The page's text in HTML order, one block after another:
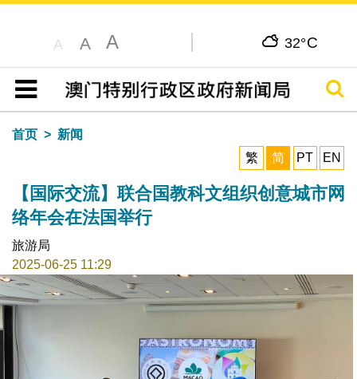
A A A 32°C
目录
搜寻
首页
新闻
繁
简 PT EN
【国际交流】联合国教科文组织创意城市网
络年会在法国举行
旅游局
2025-06-25 11:29